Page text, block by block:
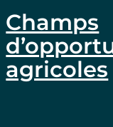
Champs
agricoles